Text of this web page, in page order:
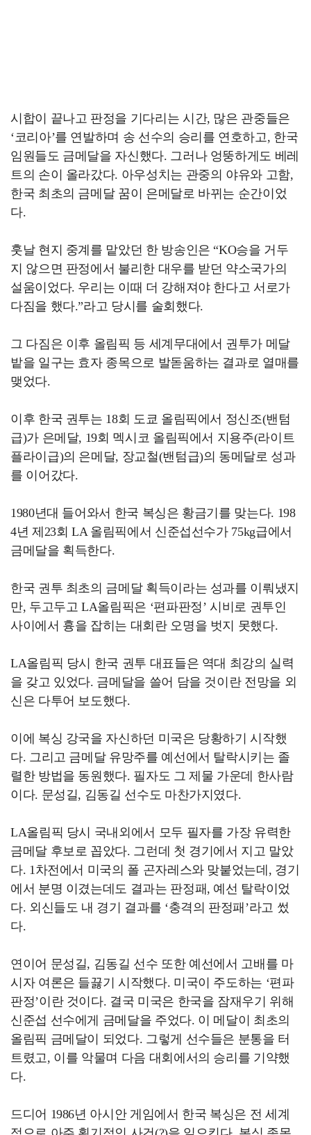
시합이 끝나고 판정을 기다리는 시간, 많은 관중들은
‘코리아’를 연발하며 송 선수의 승리를 연호하고, 한국
임원들도 금메달을 자신했다. 그러나 엉뚱하게도 베레
트의 손이 올라갔다. 아우성치는 관중의 야유와 고함,
한국 최초의 금메달 꿈이 은메달로 바뀌는 순간이었
다.
훗날 현지 중계를 맡았던 한 방송인은 “KO승을 거두
지 않으면 판정에서 불리한 대우를 받던 약소국가의
설움이었다. 우리는 이때 더 강해져야 한다고 서로가
다짐을 했다.”라고 당시를 술회했다.
그 다짐은 이후 올림픽 등 세계무대에서 권투가 메달
밭을 일구는 효자 종목으로 발돋움하는 결과로 열매를
맺었다.
이후 한국 권투는 18회 도쿄 올림픽에서 정신조(밴텀
급)가 은메달, 19회 멕시코 올림픽에서 지용주(라이트
플라이급)의 은메달, 장교철(밴텀급)의 동메달로 성과
를 이어갔다.
1980년대 들어와서 한국 복싱은 황금기를 맞는다. 198
4년 제23회 LA 올림픽에서 신준섭선수가 75kg급에서
금메달을 획득한다.
한국 권투 최초의 금메달 획득이라는 성과를 이뤄냈지
만, 두고두고 LA올림픽은 ‘편파판정’ 시비로 권투인
사이에서 흉을 잡히는 대회란 오명을 벗지 못했다.
LA올림픽 당시 한국 권투 대표들은 역대 최강의 실력
을 갖고 있었다. 금메달을 쓸어 담을 것이란 전망을 외
신은 다투어 보도했다.
이에 복싱 강국을 자신하던 미국은 당황하기 시작했
다. 그리고 금메달 유망주를 예선에서 탈락시키는 졸
렬한 방법을 동원했다. 필자도 그 제물 가운데 한사람
이다. 문성길, 김동길 선수도 마찬가지였다.
LA올림픽 당시 국내외에서 모두 필자를 가장 유력한
금메달 후보로 꼽았다. 그런데 첫 경기에서 지고 말았
다. 1차전에서 미국의 폴 곤자레스와 맞붙었는데, 경기
에서 분명 이겼는데도 결과는 판정패, 예선 탈락이었
다. 외신들도 내 경기 결과를 ‘충격의 판정패’라고 썼
다.
연이어 문성길, 김동길 선수 또한 예선에서 고배를 마
시자 여론은 들끓기 시작했다. 미국이 주도하는 ‘편파
판정’이란 것이다. 결국 미국은 한국을 잠재우기 위해
신준섭 선수에게 금메달을 주었다. 이 메달이 최초의
올림픽 금메달이 되었다. 그렇게 선수들은 분통을 터
트렸고, 이를 악물며 다음 대회에서의 승리를 기약했
다.
드디어 1986년 아시안 게임에서 한국 복싱은 전 세계